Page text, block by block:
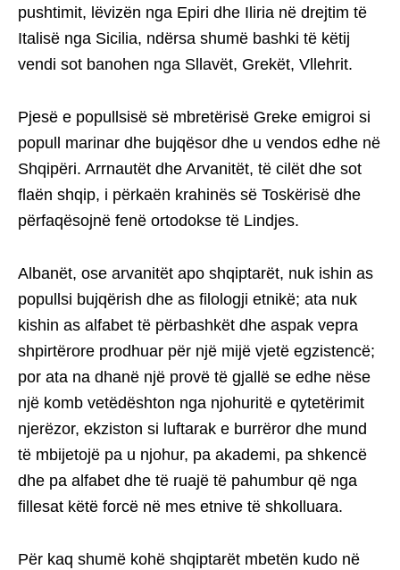
pushtimit, lëvizën nga Epiri dhe Iliria në drejtim të
Italisë nga Sicilia, ndërsa shumë bashki të këtij
vendi sot banohen nga Sllavët, Grekët, Vllehrit.
Pjesë e popullsisë së mbretërisë Greke emigroi si
popull marinar dhe bujqësor dhe u vendos edhe në
Shqipëri. Arrnautët dhe Arvanitët, të cilët dhe sot
flaën shqip, i përkaën krahinës së Toskërisë dhe
përfaqësojnë fenë ortodokse të Lindjes.
Albanët, ose arvanitët apo shqiptarët, nuk ishin as
popullsi bujqërish dhe as filologji etnikë; ata nuk
kishin as alfabet të përbashkët dhe aspak vepra
shpirtërore prodhuar për një mijë vjetë egzistencë;
por ata na dhanë një provë të gjallë se edhe nëse
një komb vetëdështon nga njohuritë e qytetërimit
njerëzor, ekziston si luftarak e burrëror dhe mund
të mbijetojë pa u njohur, pa akademi, pa shkencë
dhe pa alfabet dhe të ruajë të pahumbur që nga
fillesat këtë forcë në mes etnive të shkolluara.
Për kaq shumë kohë shqiptarët mbetën kudo në